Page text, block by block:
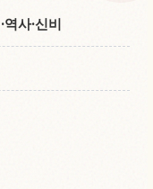
험 찾기↗
사·신비